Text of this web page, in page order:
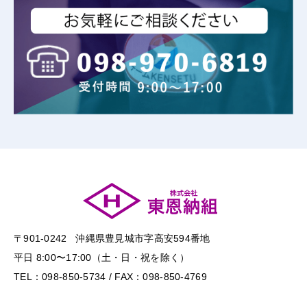
〒901-0242 沖縄県豊見城市字高安594番地
平日 8:00〜17:00（土・日・祝を除く）
TEL：098-850-5734 / FAX：098-850-4769